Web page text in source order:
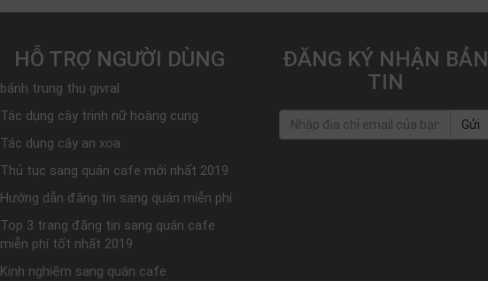
HỖ TRỢ NGƯỜI DÙNG
bánh trung thu givral
Tác dụng cây trinh nữ hoàng cung
Tác dụng cây an xoa
Thủ tục sang quán cafe mới nhất 2019
Hướng dẫn đăng tin sang quán miễn phí
Top 3 trang đăng tin sang quán cafe
miễn phí tốt nhất 2019
Kinh nghiệm sang quán cafe
ĐĂNG KÝ NHẬN BẢN
TIN
Gửi